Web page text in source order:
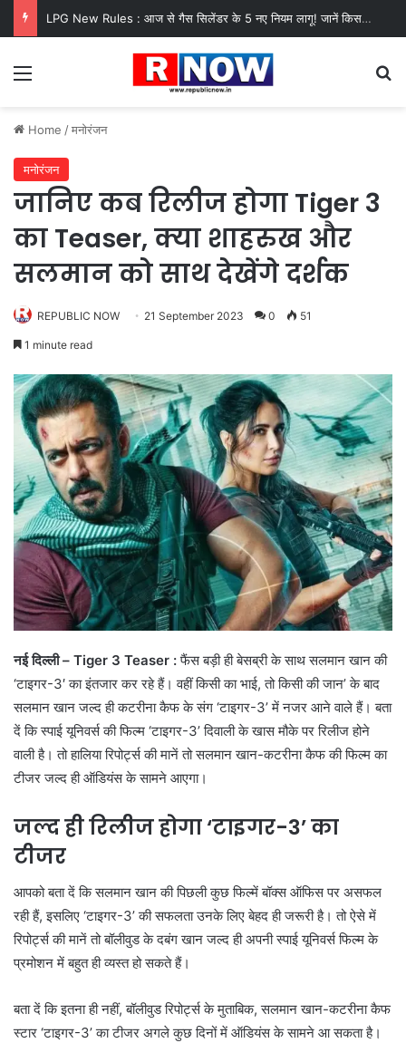
LPG New Rules : आज से गैस सिलेंडर के 5 नए नियम लागू! जानें किसका कटेगा कनेक्शन, कितने दिन बाद होगी बुकिंग?
Menu
Home /मनोरंजन
मनोरंजन
जानिए कब रिलीज होगा Tiger 3
का Teaser, क्या शाहरुख और
सलमान को साथ देखेंगे दर्शक
REPUBLIC NOW 21 September 2023 0 51
1 minute read
नई दिल्ली – Tiger 3 Teaser :फैंस बड़ी ही बेसब्री के साथ सलमान खान की
‘टाइगर-3′ का इंतजार कर रहे हैं। वहीं किसी का भाई, तो किसी की जान’ के बाद
सलमान खान जल्द ही कटरीना कैफ के संग ‘टाइगर-3’ में नजर आने वाले हैं। बता
दें कि स्पाई यूनिवर्स की फिल्म ‘टाइगर-3’ दिवाली के खास मौके पर रिलीज होने
वाली है। तो हालिया रिपोर्ट्स की मानें तो सलमान खान-कटरीना कैफ की फिल्म का
टीजर जल्द ही ऑडियंस के सामने आएगा।
जल्द ही रिलीज होगा ‘टाइगर-3’ का
टीजर
आपको बता दें कि सलमान खान की पिछली कुछ फिल्में बॉक्स ऑफिस पर असफल
रही हैं, इसलिए ‘टाइगर-3’ की सफलता उनके लिए बेहद ही जरूरी है। तो ऐसे में
रिपोर्ट्स की मानें तो बॉलीवुड के दबंग खान जल्द ही अपनी स्पाई यूनिवर्स फिल्म के
प्रमोशन में बहुत ही व्यस्त हो सकते हैं।
बता दें कि इतना ही नहीं, बॉलीवुड रिपोर्ट्स के मुताबिक, सलमान खान-कटरीना कैफ
स्टार ‘टाइगर-3’ का टीजर अगले कुछ दिनों में ऑडियंस के सामने आ सकता है।